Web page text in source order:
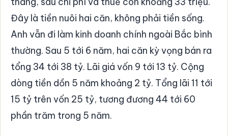
Đây là tiền nuôi hai căn, không phải tiền sống.
Anh vẫn đi làm kinh doanh chính ngoài Bắc bình
thường. Sau 5 tới 6 năm, hai căn kỳ vọng bán ra
tổng 34 tới 38 tỷ. Lãi giá vốn 9 tới 13 tỷ. Cộng
dòng tiền dồn 5 năm khoảng 2 tỷ. Tổng lãi 11 tới
15 tỷ trên vốn 25 tỷ, tương đương 44 tới 60
phần trăm trong 5 năm.